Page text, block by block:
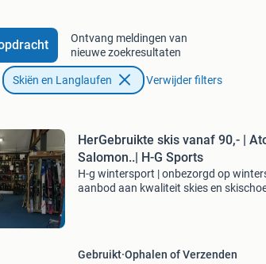
Ontvang meldingen van
nieuwe zoekresultaten
Skiën en Langlaufen Verwijder filters
HerGebruikte skis vanaf 90,- |
Salomon..| H-G Sports
H-g wintersport | onbezorgd op
aanbod aan kwaliteit skies en
Gebruikt Ophalen of Verzenden